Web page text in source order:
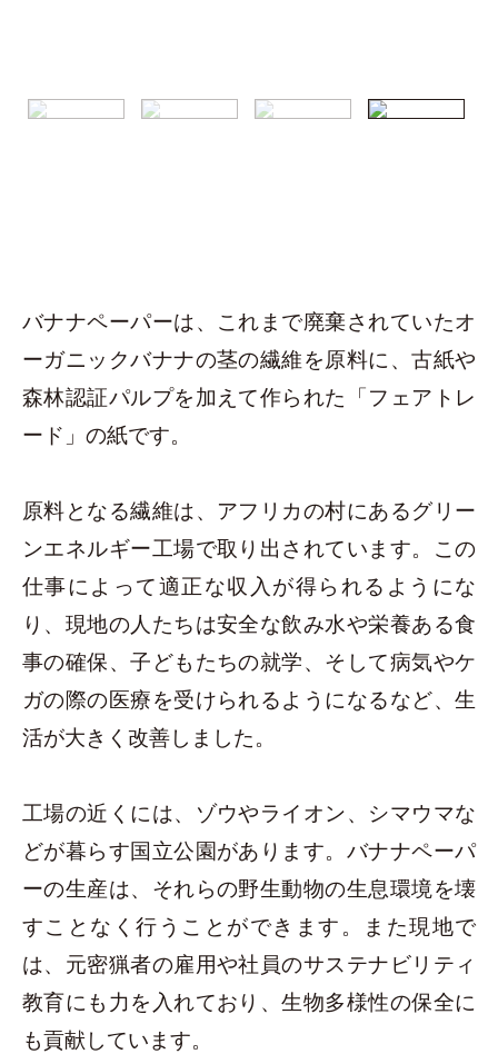
バナナペーパーは、これまで廃棄されていたオ
ーガニックバナナの茎の繊維を原料に、古紙や
森林認証パルプを加えて作られた「フェアトレ
ード」の紙です。
原料となる繊維は、アフリカの村にあるグリー
ンエネルギー工場で取り出されています。この
仕事によって適正な収入が得られるようにな
り、現地の人たちは安全な飲み水や栄養ある食
事の確保、子どもたちの就学、そして病気やケ
ガの際の医療を受けられるようになるなど、生
活が大きく改善しました。
工場の近くには、ゾウやライオン、シマウマな
どが暮らす国立公園があります。バナナペーパ
ーの生産は、それらの野生動物の生息環境を壊
すことなく行うことができます。また現地で
は、元密猟者の雇用や社員のサステナビリティ
教育にも力を入れており、生物多様性の保全に
も貢献しています。